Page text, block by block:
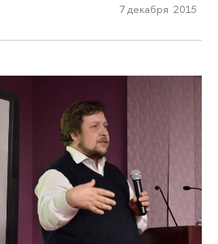
7 декабря 2015